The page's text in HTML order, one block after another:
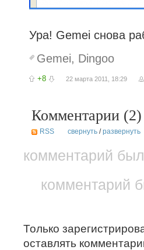
Ура! Gemei снова
Gemei, Dingoo
+8 22 марта 2011, 18:29
Комментарии (2)
RSS свернуть /развернуть
комментарий
комментарий
Только
оставлять